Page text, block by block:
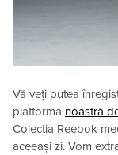
Vă veți putea
platforma noastră
Colecția Reebok
aceeași zi. Vom